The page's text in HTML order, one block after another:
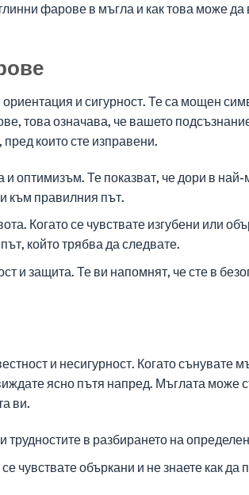
фарове в мъгла и как това може да
и сигурност. Те са мощен
това означава, че вашето
които сте изправени.
оптимизъм. Те показват, че дори в най-
към правилния път.
Когато се чувствате изгубени или
който трябва да следвате.
и защита. Те ви напомнят, че сте в
и несигурност. Когато сънувате
ясно пътя напред. Мъглата може
ви.
в разбирането на
чувствате объркани и не знаете как да